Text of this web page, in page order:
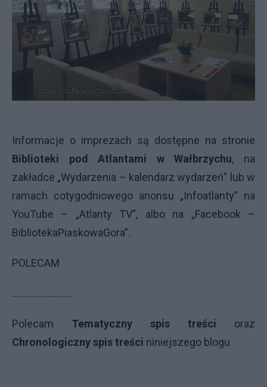
Informacje o imprezach są dostępne na stronie
Biblioteki pod Atlantami w Wałbrzychu, na
zakładce „Wydarzenia – kalendarz wydarzeń” lub w
ramach cotygodniowego anonsu „Infoatlanty” na
YouTube – „Atlanty TV”, albo na „Facebook –
BibliotekaPiaskowaGora”.
POLECAM
.........................
Polecam Tematyczny spis treści oraz
Chronologiczny spis treści niniejszego blogu